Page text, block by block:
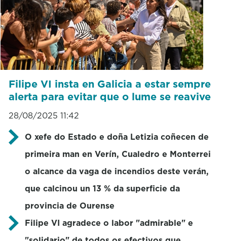
Filipe VI insta en Galicia a estar sempre
alerta para evitar que o lume se reavive
28/08/2025 11:42
O xefe do Estado e doña Letizia coñecen de
primeira man en Verín, Cualedro e Monterrei
o alcance da vaga de incendios deste verán,
que calcinou un 13 % da superficie da
provincia de Ourense
Filipe VI agradece o labor "admirable" e